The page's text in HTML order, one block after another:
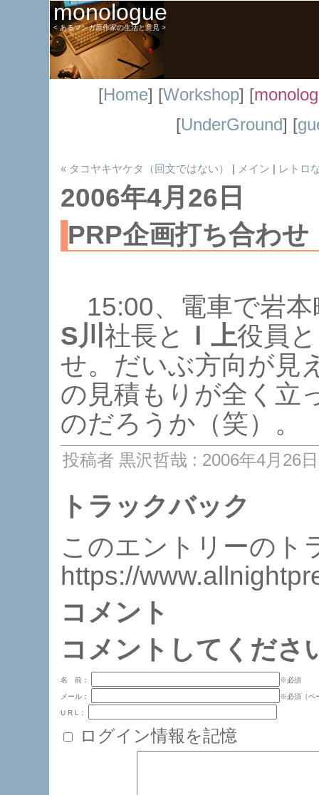
monologue
< あるマンガ原作家の生活と意見 >
[Home] [Workshop] [
[UnderGround] [
« タコヤキヤケタ（回文ではない） | メイン | レトロ
2006年4月26日
PRP企画打ち合わせ
15:00、電車で岩本
S川 社長と Ｉ上役員
せ。だいぶ方向が見
の見積もりが全く立
のだろうか（笑）。
投稿者 黒沢哲哉 : 2006年4月26
トラックバック
このエントリーのト
https://
コメント
コメントしてくださ
名 前： ※必須
メール： ※必須（ペ
U R L：
ログイン情報を記憶